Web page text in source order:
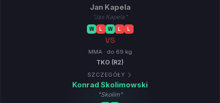
Jan Kapela
"Jas Kapela"
W L W L L
VS
MMA · do 69 kg
TKO (R2)
SZCZEGÓŁY
Konrad Skolimowski
"Skolim"